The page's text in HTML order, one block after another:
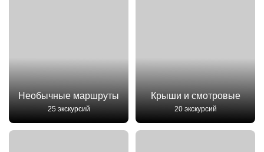
Необычные маршруты
25 экскурсий
Крыши и смотровые
20 экскурсий